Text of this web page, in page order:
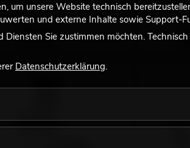
€
No. 51707700
59,90€
um unsere Website technisch
und externe Inhalte sowie Support-
Sie zustimmen möchten.
Datenschutzerklärung.